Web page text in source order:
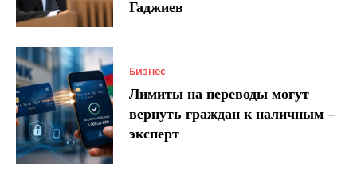
Гаджиев
Бизнес
Лимиты на переводы могут
вернуть граждан к наличным –
эксперт